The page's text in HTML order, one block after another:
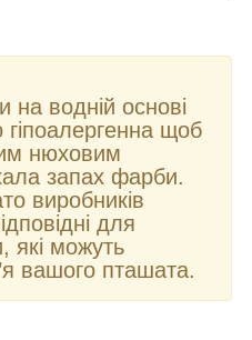
на водній основі
гіпоалергенна щоб
нюховим
запах фарби.
виробників
для
які можуть
вашого пташата.